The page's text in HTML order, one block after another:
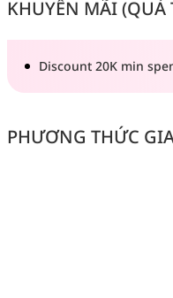
KHUYẾN MÃI (QUÀ
Discount 20K min
PHƯƠNG THỨC